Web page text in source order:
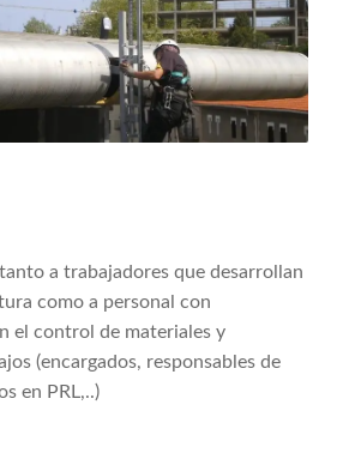
a trabajadores que desarrollan
como a personal con
el control de materiales y
(encargados, responsables de
en PRL,..)